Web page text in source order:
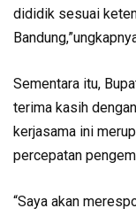
dididik sesuai
Sementara itu,
terima kasih
kerjasama ini
percepatan
“Saya akan